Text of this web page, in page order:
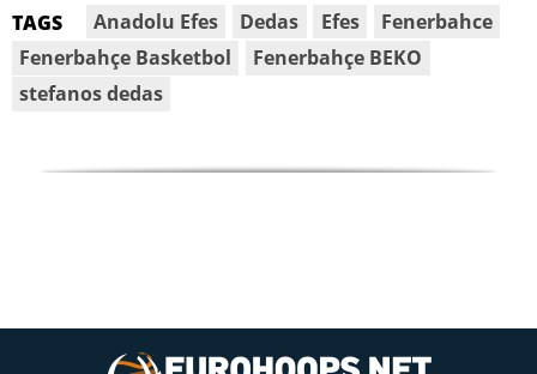
TAGS Anadolu Efes Dedas Efes
Fenerbahce
Fenerbahçe Basketbol
Fenerbahçe BEKO
stefanos dedas